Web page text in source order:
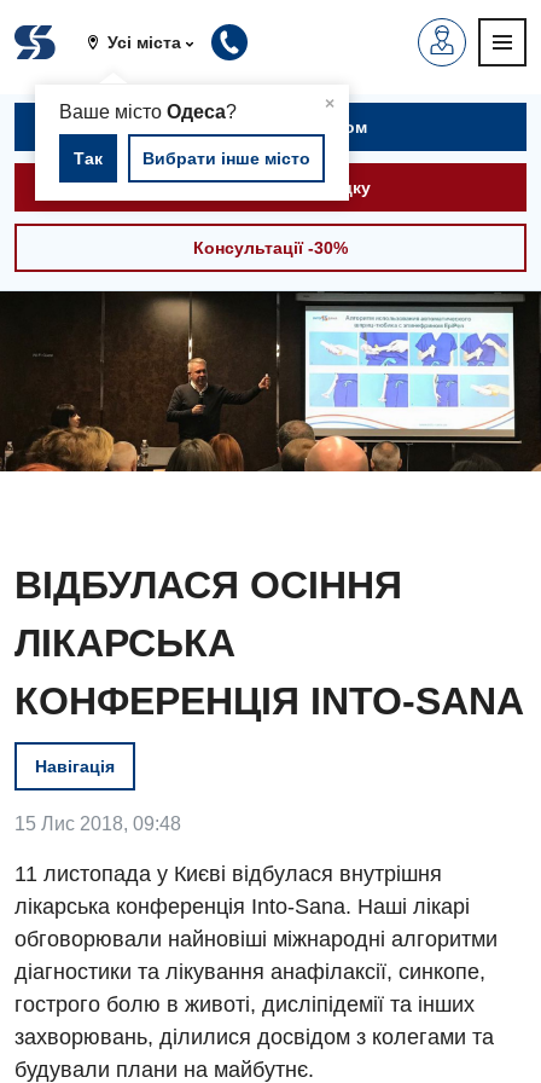
Усі міста
×
Ваше містоОдеса?
Так Вибрати інше місто
Вакансії
Заходи БПР
Інтернатура
Енциклопедія
Програма лояльності
Відгуки
Відео
Діагностика
Діагностичне відділення
Ендоскопічне відділення
Інструментальна діагностика
Комп’ютерна томографія
Відділ госпіталізації
Відділення кардіосудинної патології та неврології
Відділення невідкладних станів
Відділення інтенсивної терапії
Гінекологічне відділення
Записатися на прийом
Викликати швидку
Консультації -30%
ВІДБУЛАСЯ ОСІННЯ
ЛІКАРСЬКА
КОНФЕРЕНЦІЯ INTO-SANA
Навігація
15 Лис 2018, 09:48
11 листопада у Києві відбулася внутрішня
лікарська конференція Into-Sana. Наші лікарі
обговорювали найновіші міжнародні алгоритми
діагностики та лікування анафілаксії, синкопе,
гострого болю в животі, дисліпідемії та інших
захворювань, ділилися досвідом з колегами та
будували плани на майбутнє.